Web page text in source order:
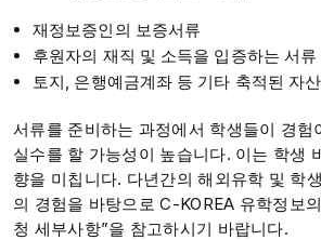
재정보증인의 보증서류
후원자의 재직 및 소득을 입증하는 서류
토지, 은행예금계좌 등 기타 축적된 자산
서류를 준비하는 과정에서 학생들이 경험
실수를 할 가능성이 높습니다. 이는 학생
향을 미칩니다. 다년간의 해외유학 및 학
의 경험을 바탕으로 C-KOREA 유학정보
청 세부사항”을 참고하시기 바랍니다.